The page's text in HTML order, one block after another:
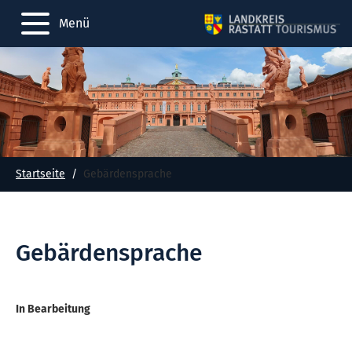
Menü
Startseite Gebärdensprache
Gebärdensprache
In Bearbeitung